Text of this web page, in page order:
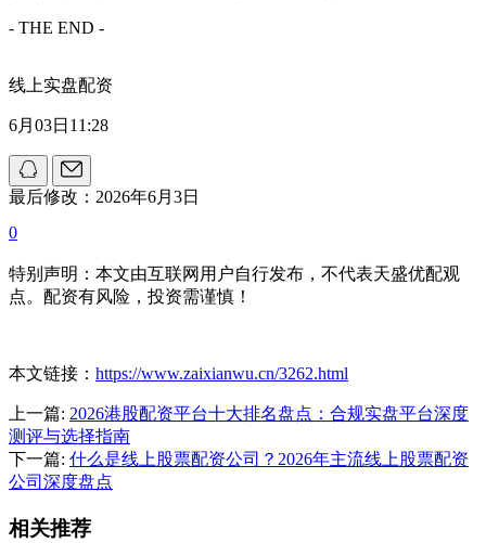
- THE END -
线上实盘配资
6月03日11:28
最后修改：2026年6月3日
0
特别声明：本文由互联网用户自行发布，不代表天盛优配观
点。配资有风险，投资需谨慎！
本文链接： https://www.zaixianwu.cn/3262.html
上一篇: 2026港股配资平台十大排名盘点：合规实盘平台深度
测评与选择指南
下一篇: 什么是线上股票配资公司？2026年主流线上股票配资
公司深度盘点
相关推荐